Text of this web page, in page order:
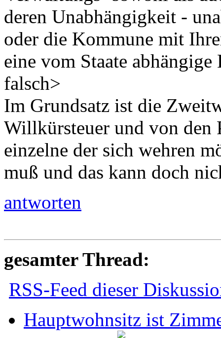
deren Unabhängigkeit -
oder die Kommune mit
eine vom Staate
falsch>
Im Grundsatz ist die
Willkürsteuer und von den
einzelne der sich wehren
muß und das kann doch
antworten
gesamter Thread:
RSS-Feed dieser
Hauptwohnsitz ist